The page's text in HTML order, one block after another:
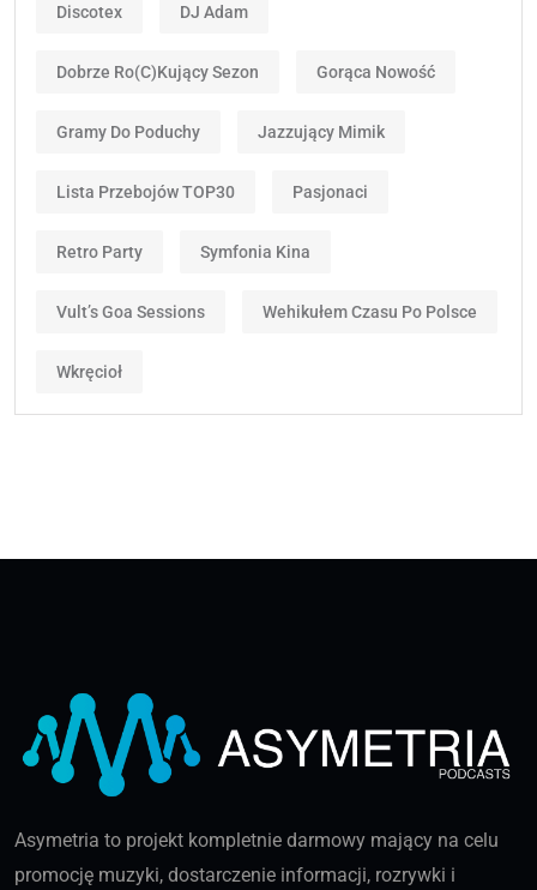
Discotex DJ Adam
Dobrze Ro(c)kujący Sezon Gorąca Nowość
Gramy Do Poduchy Jazzujący Mimik
Lista Przebojów TOP30 Pasjonaci
Retro Party Symfonia Kina
Vult’s Goa Sessions Wehikułem Czasu Po Polsce
Wkręcioł
Asymetria to projekt kompletnie darmowy mający na celu
promocję muzyki, dostarczenie informacji, rozrywki i